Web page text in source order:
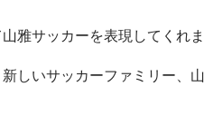
雅サッカーを表現してくれま
しいサッカーファミリー、